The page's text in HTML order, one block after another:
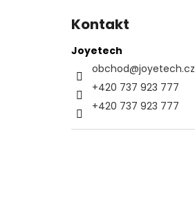
Kontakt
Joyetech
obchod@joyetech.cz
+420 737 923 777
+420 737 923 777